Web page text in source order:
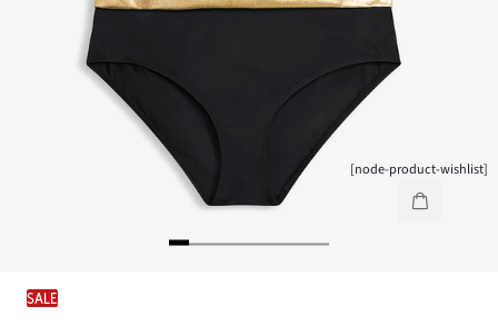
[node-product-wishlist]
SALE